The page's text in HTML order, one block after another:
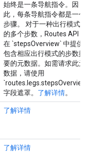
始终是一条导航指令。因
此，每条导航指令都是一个
步骤。 对于一种出行模式下
的多个步数，Routes API 会
在 `stepsOverview` 中提供
包含相应出行模式的步数摘
要的元数据。如需请求此元
数据，请使用
字段遮罩。 了解详情。
了解详情
了解详情